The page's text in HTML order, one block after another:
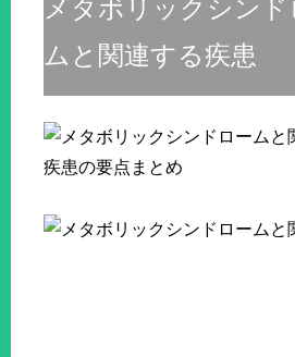
メタボリックシンド
ムと関連する疾患